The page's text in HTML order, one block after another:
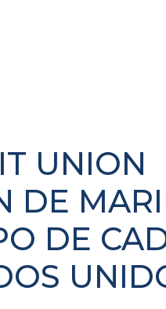
UNION
DE
DE